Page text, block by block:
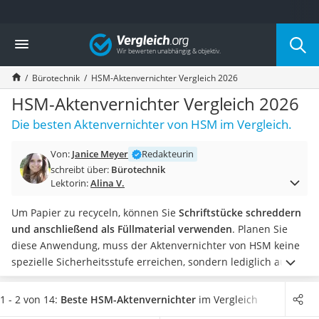
Die beliebtesten Vergleiche nach Kategorie
Wohnen
Matratzen-Topper
Matratzen
Konferenzlautsprecher
Tageslichtlampe
Badlüfter
Bürohocker
Außenleuchte mit Kamera
Akku-Tischlampe
Konferenzmikrofon
Klappmatratze
Duschkopf mit Kalkfilter
Aktenvernichter Sicherheitsstufe 4
Bettgitter
Vergleich
Bürotechnik HSM-Aktenvernichter Vergleich 2026
HSM-Aktenvernichter Vergleich 2026
Die besten Aktenvernichter von HSM im Vergleich.
Von: Janice Meyer
Redakteurin
schreibt über: Bürotechnik
Lektorin:Alina V.
Um Papier zu recyceln, können Sie Schriftstücke schreddern
und anschließend als Füllmaterial verwenden. Planen Sie
diese Anwendung, muss der Aktenvernichter von HSM keine
spezielle Sicherheitsstufe erreichen, sondern lediglich aus
Papierblättern kleinere Papierfetzen machen. Wählen Sie
jetzt einen HSM-Aktenvernichter aus unserer
1 - 2 von 14: Beste HSM-Aktenvernichter im Vergleich